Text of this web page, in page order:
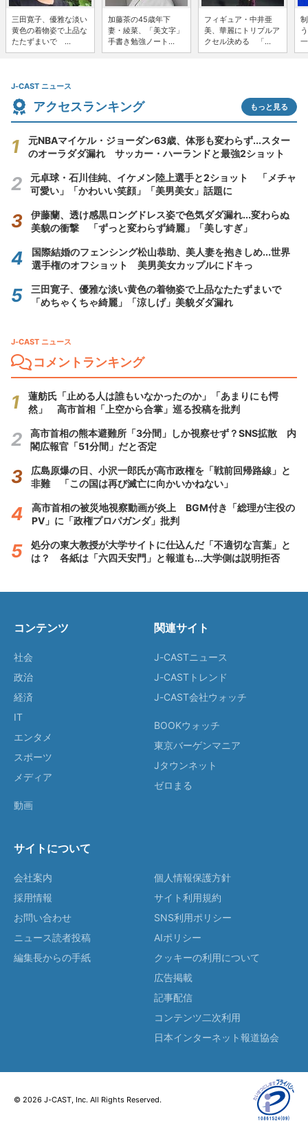
三田寛子、優雅な淡い
黄色の着物姿で上品な
たたずまいで ...
加藤茶の45歳年下
妻・綾菜、「美文字」
手書き勉強ノート...
フィギュア・中井亜
美、華麗にトリプルア
クセル決める 「...
J-CAST ニュース
アクセスランキング もっと見る
元NBAマイケル・ジョーダン63歳、体形も変わらず...スター
のオーラダダ漏れ サッカー・ハーランドと最強2ショット
元卓球・石川佳純、イケメン陸上選手と2ショット 「メチャ
可愛い」「かわいい笑顔」「美男美女」話題に
伊藤蘭、透け感黒ロングドレス姿で色気ダダ漏れ...変わらぬ
美貌の衝撃 「ずっと変わらず綺麗」「美しすぎ」
国際結婚のフェンシング松山恭助、美人妻を抱きしめ...世界
選手権のオフショット 美男美女カップルにドキっ
三田寛子、優雅な淡い黄色の着物姿で上品なたたずまいで
「めちゃくちゃ綺麗」「涼しげ」美貌ダダ漏れ
J-CAST ニュース
コメントランキング
蓮舫氏「止める人は誰もいなかったのか」「あまりにも愕
然」 高市首相「上空から合掌」巡る投稿を批判
高市首相の熊本避難所「3分間」しか視察せず？SNS拡散 内
閣広報官「51分間」だと否定
広島原爆の日、小沢一郎氏が高市政権を「戦前回帰路線」と
非難 「この国は再び滅亡に向かいかねない」
高市首相の被災地視察動画が炎上 BGM付き「総理が主役の
PV」に「政権プロパガンダ」批判
処分の東大教授が大学サイトに仕込んだ「不適切な言葉」と
は？ 各紙は「六四天安門」と報道も...大学側は説明拒否
コンテンツ
社会
政治
経済
IT
エンタメ
スポーツ
メディア
動画
関連サイト
J-CASTニュース
J-CASTトレンド
J-CAST会社ウォッチ
BOOKウォッチ
東京バーゲンマニア
Jタウンネット
ゼロまる
サイトについて
会社案内
採用情報
お問い合わせ
ニュース読者投稿
編集長からの手紙
個人情報保護方針
サイト利用規約
SNS利用ポリシー
AIポリシー
クッキーの利用について
広告掲載
記事配信
コンテンツ二次利用
日本インターネット報道協会
© 2026 J-CAST, Inc. All Rights Reserved.